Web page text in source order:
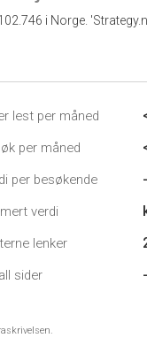
i Norge.
lest per måned
per måned
per besøkende
verdi
lenker
sider